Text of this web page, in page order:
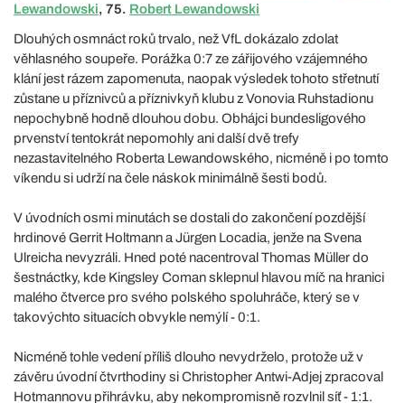
Lewandowski, 75. Robert Lewandowski
Dlouhých osmnáct roků trvalo, než VfL dokázalo zdolat
věhlasného soupeře. Porážka 0:7 ze zářijového vzájemného
klání jest rázem zapomenuta, naopak výsledek tohoto střetnutí
zůstane u příznivců a příznivkyň klubu z Vonovia Ruhstadionu
nepochybně hodně dlouhou dobu. Obhájci bundesligového
prvenství tentokrát nepomohly ani další dvě trefy
nezastavitelného Roberta Lewandowského, nicméně i po tomto
víkendu si udrží na čele náskok minimálně šesti bodů.
V úvodních osmi minutách se dostali do zakončení pozdější
hrdinové Gerrit Holtmann a Jürgen Locadia, jenže na Svena
Ulreicha nevyzráli. Hned poté nacentroval Thomas Müller do
šestnáctky, kde Kingsley Coman sklepnul hlavou míč na hranici
malého čtverce pro svého polského spoluhráče, který se v
takovýchto situacích obvykle nemýlí - 0:1.
Nicméně tohle vedení příliš dlouho nevydrželo, protože už v
závěru úvodní čtvrthodiny si Christopher Antwi-Adjej zpracoval
Hotmannovu přihrávku, aby nekompromisně rozvlnil síť - 1:1.